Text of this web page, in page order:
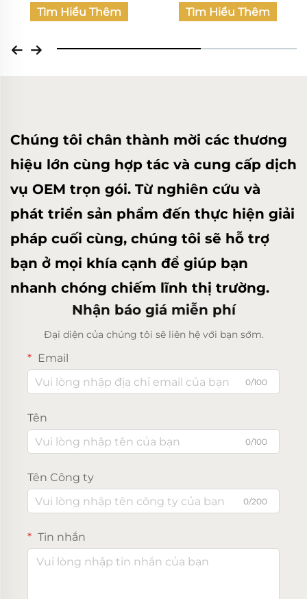
Rạp phim tại nhà
Tìm Hiểu Thêm Tìm Hiểu Thêm
Chúng tôi chân thành mời các thương
hiệu lớn cùng hợp tác và cung cấp dịch
vụ OEM trọn gói. Từ nghiên cứu và
phát triển sản phẩm đến thực hiện giải
pháp cuối cùng, chúng tôi sẽ hỗ trợ
bạn ở mọi khía cạnh để giúp bạn
nhanh chóng chiếm lĩnh thị trường.
Nhận báo giá miễn phí
Đại diện của chúng tôi sẽ liên hệ với bạn sớm.
Email
0/100
Tên
0/100
Tên Công ty
0/200
Tin nhắn